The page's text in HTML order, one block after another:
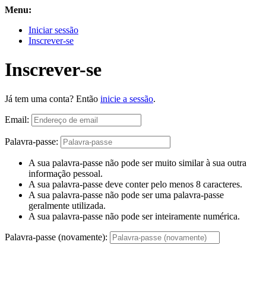
Menu:
Iniciar sessão
Inscrever-se
Inscrever-se
Já tem uma conta? Então inicie a sessão.
Email:
Palavra-passe:
A sua palavra-passe não pode ser muito similar à sua outra
informação pessoal.
A sua palavra-passe deve conter pelo menos 8 caracteres.
A sua palavra-passe não pode ser uma palavra-passe
geralmente utilizada.
A sua palavra-passe não pode ser inteiramente numérica.
Palavra-passe (novamente):